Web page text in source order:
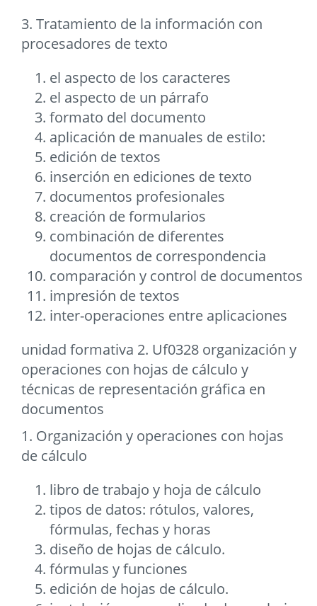
3. Tratamiento de la información con
procesadores de texto
el aspecto de los caracteres
el aspecto de un párrafo
formato del documento
aplicación de manuales de estilo:
edición de textos
inserción en ediciones de texto
documentos profesionales
creación de formularios
combinación de diferentes
documentos de correspondencia
comparación y control de documentos
impresión de textos
inter-operaciones entre aplicaciones
unidad formativa 2. Uf0328 organización y
operaciones con hojas de cálculo y
técnicas de representación gráfica en
documentos
1. Organización y operaciones con hojas
de cálculo
libro de trabajo y hoja de cálculo
tipos de datos: rótulos, valores,
fórmulas, fechas y horas
diseño de hojas de cálculo.
fórmulas y funciones
edición de hojas de cálculo.